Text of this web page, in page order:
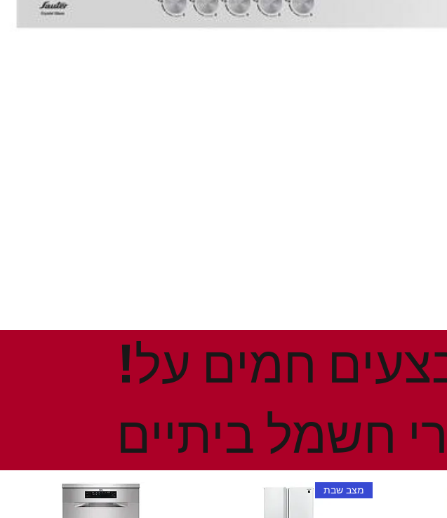
מצב שבת
!הנחות ומבצעים חמים על
חשמל ביתיים